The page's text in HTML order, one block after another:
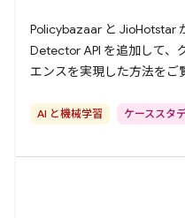
Policybazaar と JioHotstar
Detector API を追加して、
エンスを実現した方法をご
AI と機械学習 ケーススタ